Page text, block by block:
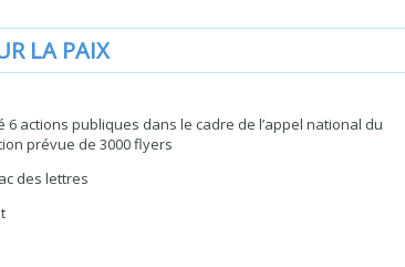
LA PAIX
actions publiques dans le cadre de l’appel national du
prévue de 3000 flyers
des lettres